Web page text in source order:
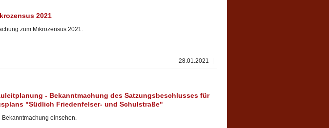
2021
zum Mikrozensus 2021.
28.01.2021
- Bekanntmachung des Satzungsbeschlusses für
"Südlich Friedenfelser- und Schulstraße"
einsehen.